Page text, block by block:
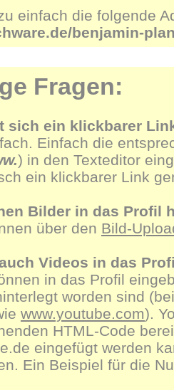
einfach die folgende
benjamin-
Fragen:
sich ein klickbarer
Einfach die
) in den Texteditor
ein klickbarer Link
Bilder in das Profil
über den Bild-
Videos in das
in das Profil
worden sind
www.youtube.com).
HTML-Code
eingefügt werden
Ein Beispiel für die